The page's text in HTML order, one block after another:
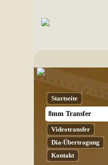
Startseite
8mm Transfer
Video­transfer
Dia-Übertragung
Kontakt